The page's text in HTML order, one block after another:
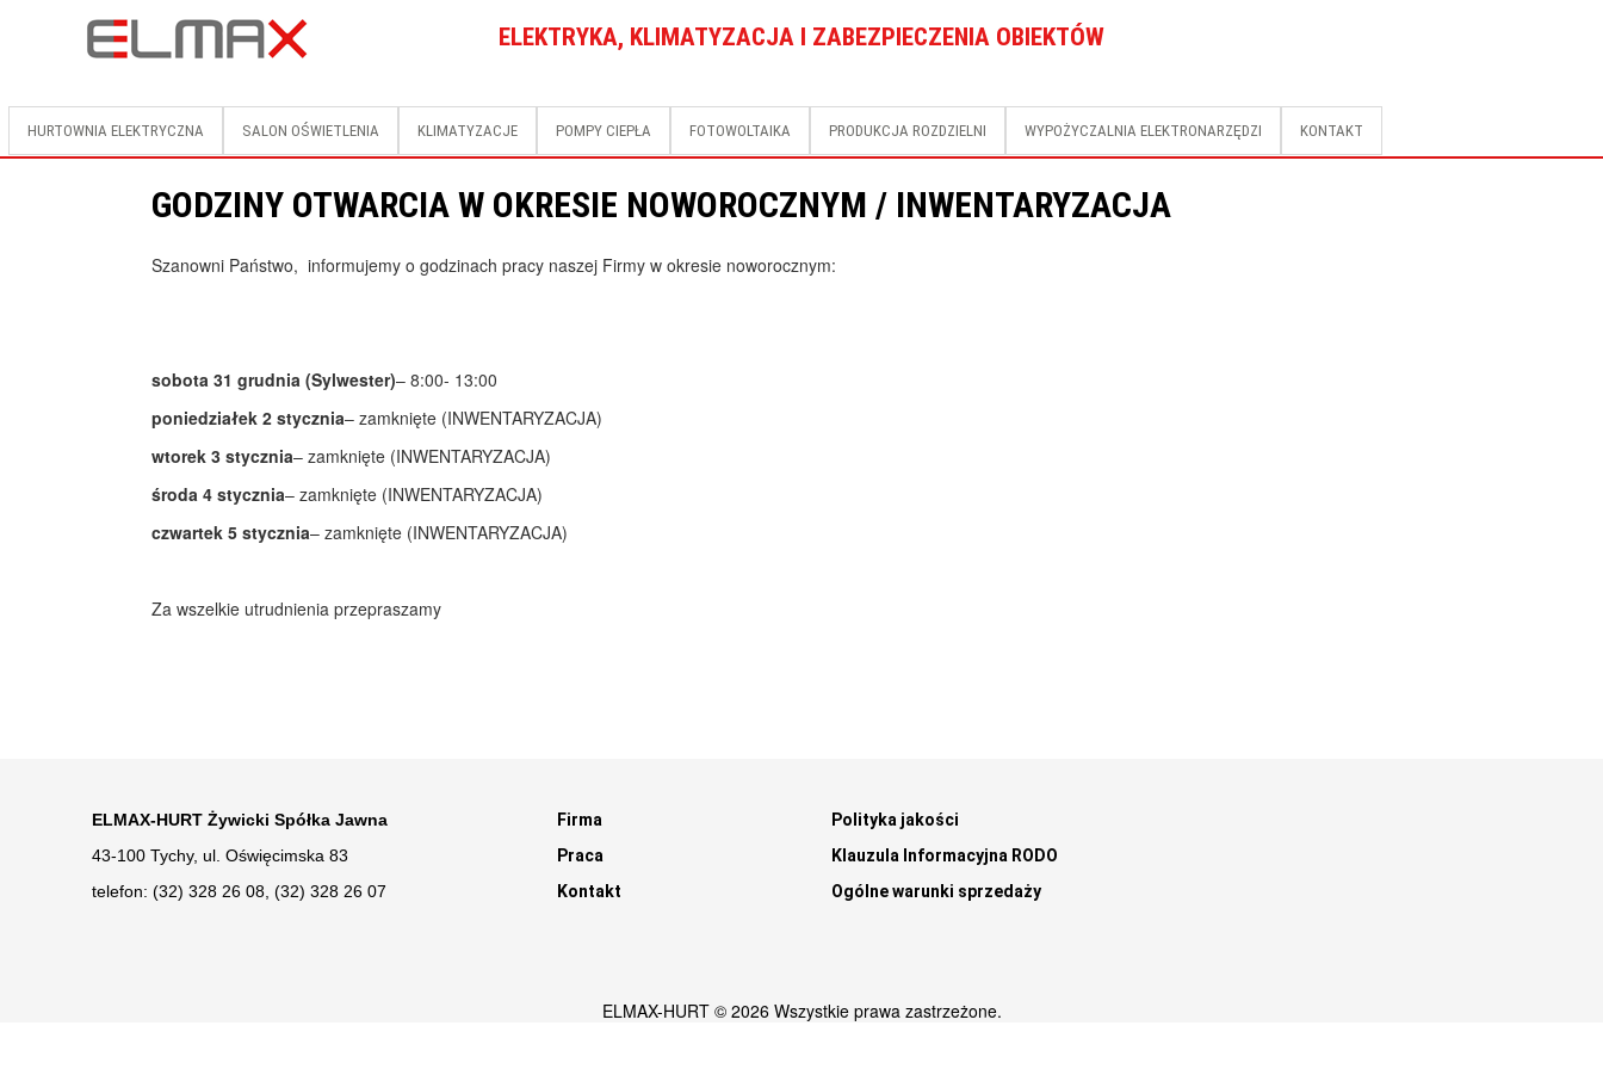
ELEKTRYKA, KLIMATYZACJA I ZABEZPIECZENIA OBIEKTÓW
HURTOWNIA ELEKTRYCZNA SALON OŚWIETLENIA KLIMATYZACJE POMPY CIEPŁA FOTOWOLTAIKA PRODUKCJA ROZDZIELNI WYPOŻYCZALNIA ELEKTRONARZĘDZI KONTAKT
GODZINY OTWARCIA W OKRESIE NOWOROCZNYM / INWENTARYZACJA
Szanowni Państwo, informujemy o godzinach pracy naszej Firmy w okresie noworocznym:
sobota 31 grudnia (Sylwester)– 8:00- 13:00
poniedziałek 2 stycznia– zamknięte (INWENTARYZACJA)
wtorek 3 stycznia– zamknięte (INWENTARYZACJA)
środa 4 stycznia– zamknięte (INWENTARYZACJA)
czwartek 5 stycznia– zamknięte (INWENTARYZACJA)
Za wszelkie utrudnienia przepraszamy
ELMAX-HURT Żywicki Spółka Jawna
43-100 Tychy, ul. Oświęcimska 83
telefon: (32) 328 26 08, (32) 328 26 07
Firma
Praca
Kontakt
Polityka jakości
Klauzula Informacyjna RODO
Ogólne warunki sprzedaży
ELMAX-HURT © 2026 Wszystkie prawa zastrzeżone.